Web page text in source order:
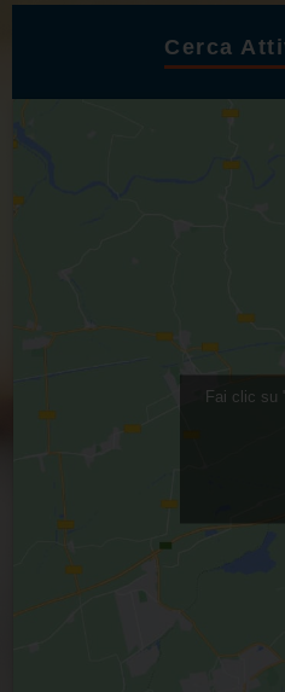
Cerca
Fai clic su